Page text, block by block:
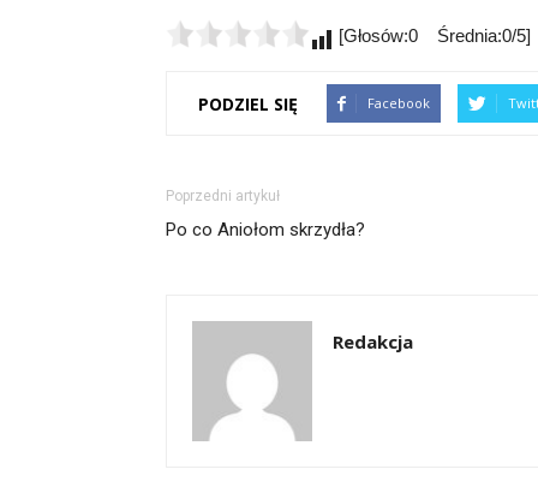
[Głosów:0 Średnia:0/5]
PODZIEL SIĘ Facebook
Poprzedni artykuł
Po co Aniołom skrzydła?
Redakcja